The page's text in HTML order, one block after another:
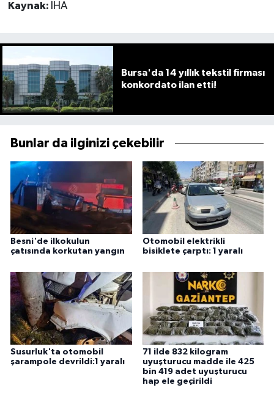
Kaynak: İHA
Bursa'da 14 yıllık tekstil firması
konkordato ilan etti!
Bunlar da ilginizi çekebilir
Besni'de ilkokulun
çatısında korkutan yangın
Otomobil elektrikli
bisiklete çarptı: 1 yaralı
Susurluk'ta otomobil
şarampole devrildi:1 yaralı
71 ilde 832 kilogram
uyuşturucu madde ile 425
bin 419 adet uyuşturucu
hap ele geçirildi